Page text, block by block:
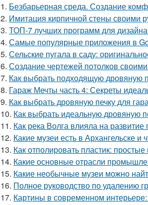
1. Безбарьерная среда. Создание
2. Имитация кирпичной стены своими
3. ТОП-7 лучших программ для
4. Самые популярные приложения в
5. Сельские пугала в саду:
6. Создание чертежей потолков
7. Как выбрать подходящую дровяную
8. Гараж Мечты часть 4: Секреты
9. Как выбрать дровяную печку для
10. Как выбрать идеальную дровяную
11. Как река Волга влияла на развитие
12. Какие музеи есть в Архангельске и
13. Как отполировать пластик:
14. Какие основные отрасли
15. Какие необычные музеи можно
16. Полное руководство по удалению
17. Картины в современном